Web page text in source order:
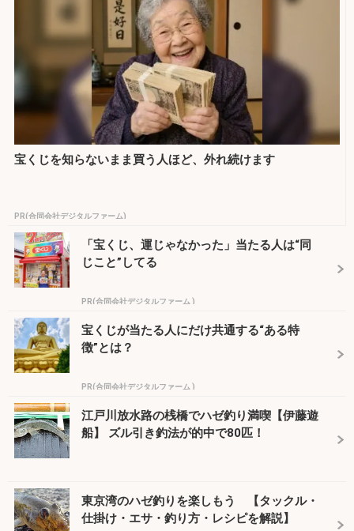
宝くじを知らないまま買う人ほど、外れ続けます
PR(合同会社デジタルファーム)
「宝くじ、運じゃなかった」当たる人は“同
じこと”してる
PR(合同会社デジタルファーム )
宝くじが当たる人にだけ共通する“ある特
徴”とは？
PR(合同会社デジタルファーム )
江戸川放水路の桟橋でハゼ釣り満喫【伊藤遊
船】 ズル引き釣法が的中で80匹！
東京湾のハゼ釣りを楽しもう 【タックル・
仕掛け・エサ・釣り方・レシピを解説】